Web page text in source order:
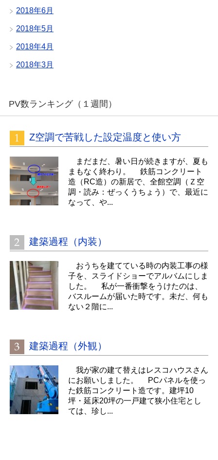
2018年6月
2018年5月
2018年4月
2018年3月
PV数ランキング（１週間）
Z空調で苦戦した設定温度と使い方
まだまだ、暑い日が続きますが、夏も
まもなく終わり。 鉄筋コンクリート
造（RC造）の新居で、全館空調（Ｚ空
調・読み：ぜっくうちょう）で、最近に
なって、や...
建築過程（内装）
おうちを建てている時の内装工事の様
子を、スライドショーでアルバムにしま
した。 私が一番衝撃をうけたのは、
バスルームが届いた時です。未だ、何も
ない２階に...
建築過程（外観）
我が家の建て替えはレスコハウスさん
にお願いしました。 PCパネルを使っ
た鉄筋コンクリート造です。建坪10
坪・延床20坪の一戸建て狭小住宅とし
ては、珍し...